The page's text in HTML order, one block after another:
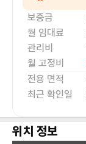
보증금
월 임대료
관리비
월 고정비
전용 면적
최근 확인일
위치 정보